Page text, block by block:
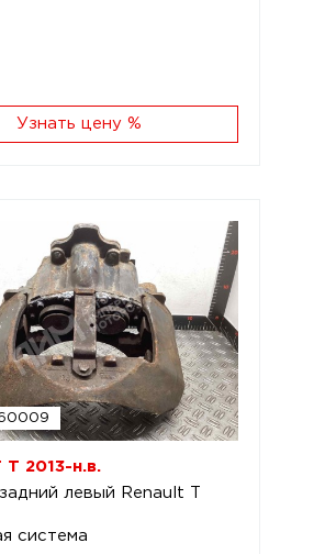
Узнать цену %
T 2013-н.в.
левый Renault T
система